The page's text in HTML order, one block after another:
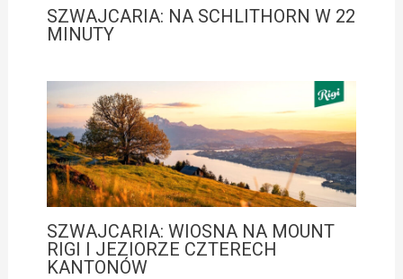
SZWAJCARIA: NA SCHLITHORN W 22
MINUTY
SZWAJCARIA: WIOSNA NA MOUNT
RIGI I JEZIORZE CZTERECH
KANTONÓW